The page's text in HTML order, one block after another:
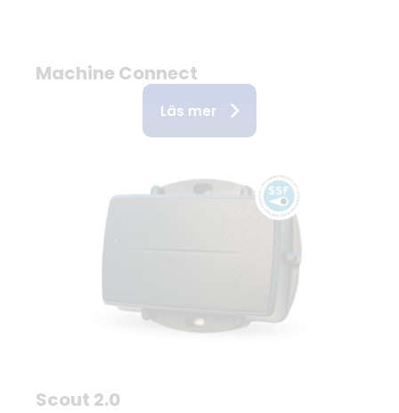
Machine Connect
Läs mer
Scout 2.0